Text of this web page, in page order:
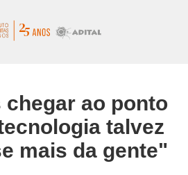
chegar ao ponto
talvez
mais da gente"